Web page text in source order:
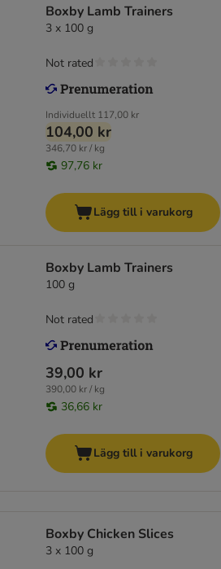
Boxby Lamb Trainers
3 x 100 g
Individuellt 117,00 kr
104,00 kr
346,70 kr / kg
97,76 kr
Not rated
Lägg till i varukorg
Boxby Lamb Trainers
100 g
39,00 kr
390,00 kr / kg
36,66 kr
Not rated
Lägg till i varukorg
Boxby Chicken Slices
3 x 100 g